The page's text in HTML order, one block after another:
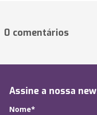
0 comentários
Assine a nossa
Nome*